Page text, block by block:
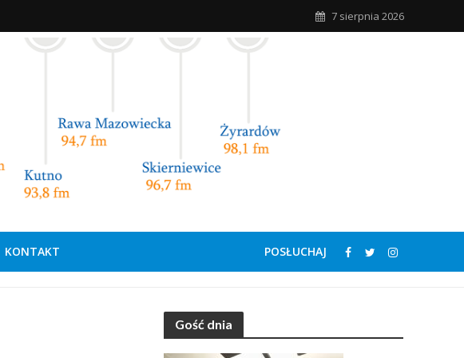
7 sierpnia 2026
KONTAKT POSŁUCHAJ
Gość dnia